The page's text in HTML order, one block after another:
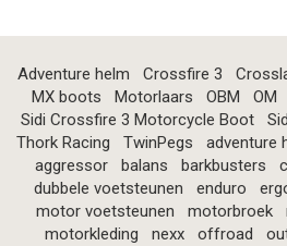
Adventure helm Crossfire 3
MX boots
Motorlaars OBM OM
Sidi Crossfire 3 Motorcycle Boot
Thork Racing
TwinPegs adventure
aggressor
balans barkbusters
dubbele voetsteunen
enduro
motor voetsteunen
motorbroek
motorkleding
nexx offroad